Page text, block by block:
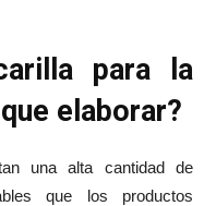
para la
elaborar?
una alta cantidad de
que los productos